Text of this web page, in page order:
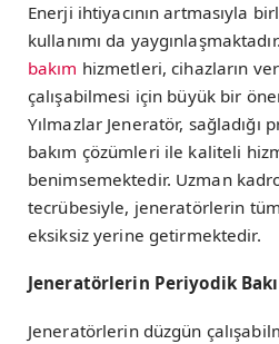
Enerji ihtiyacının artmasıyla
kullanımı da
bakım hizmetleri, cihazların
çalışabilmesi için büyük bir
Yılmazlar Jeneratör,
bakım çözümleri ile kaliteli
benimsemektedir. Uzman
tecrübesiyle, jeneratörlerin
eksiksiz yerine getirmektedir.
Jeneratörlerin Periyodik
Jeneratörlerin düzgün